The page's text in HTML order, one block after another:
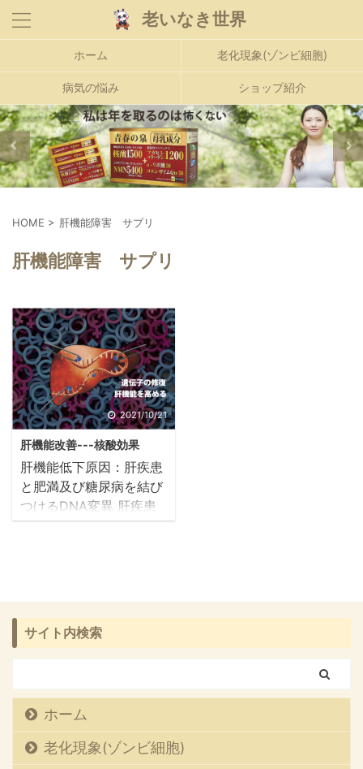
老いなき世界
ホーム 老化現象(ゾンビ細胞)
病気の悩み ショップ紹介
HOME > 肝機能障害 サプリ
肝機能障害 サプリ
2021/10/21
肝機能改善---核酸効果
肝機能低下原因：肝疾患
と肥満及び糖尿病を結び
つけるDNA変異 肝疾患
患者の代謝とインスリン
の変異は、肥満、2型糖
尿病、慢性的なアルコー
ル摂取に関連する肝疾患
に特有のものです。 暴飲
れ、慢性的なアルコール
摂取が肝臓にとって最大
の敵 最新の研究により、
ウェルカムサンガーイン
サイト内検索
ホーム
老化現象(ゾンビ細胞)